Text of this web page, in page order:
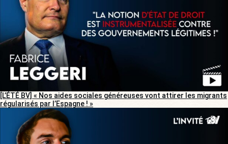
[L’ÉTÉ BV] « Nos aides sociales généreuses vont attirer les migrants
régularisés par l’Espagne ! »